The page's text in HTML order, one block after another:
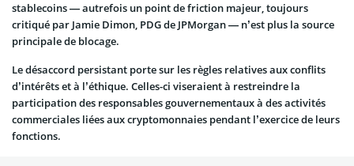
stablecoins — autrefois un point de friction majeur, toujours
critiqué par Jamie Dimon, PDG de JPMorgan — n’est plus la source
principale de blocage.
Le désaccord persistant porte sur les règles relatives aux conflits
d’intérêts et à l’éthique. Celles-ci viseraient à restreindre la
participation des responsables gouvernementaux à des activités
commerciales liées aux cryptomonnaies pendant l’exercice de leurs
fonctions.